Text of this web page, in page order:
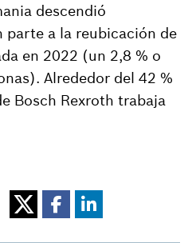
descendió
parte a la reubicación de
en 2022 (un 2,8 % o
Alrededor del 42 %
Bosch Rexroth trabaja